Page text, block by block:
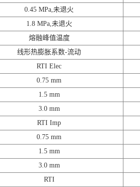
0.45 MPa,未退火
1.8 MPa,未退火
熔融峰值温度
线形热膨胀系数-流动
RTI Elec
0.75 mm
1.5 mm
3.0 mm
RTI Imp
0.75 mm
1.5 mm
3.0 mm
RTI